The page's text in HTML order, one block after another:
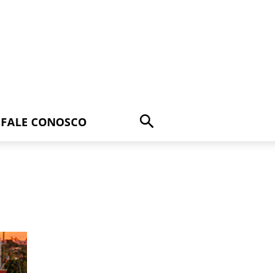
FALE CONOSCO